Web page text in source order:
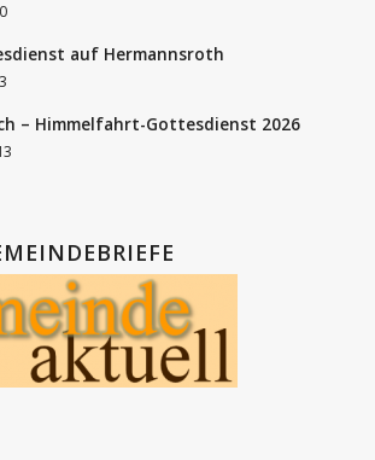
auf Hermannsroth
– Himmelfahrt-Gottesdienst 2026